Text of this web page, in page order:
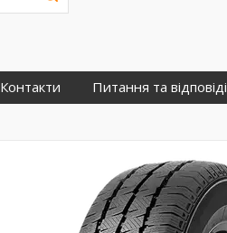
Контакти Питання та відповіді